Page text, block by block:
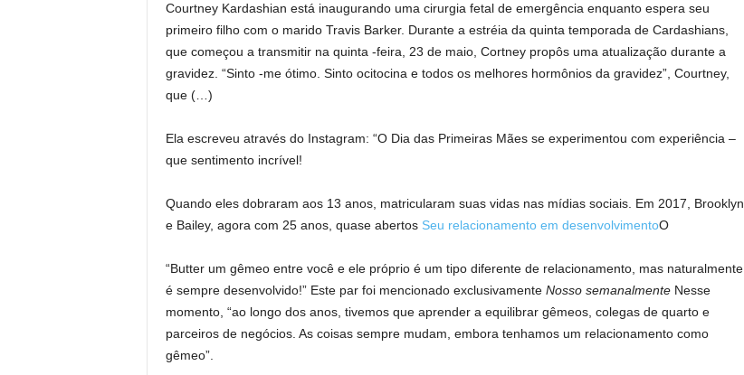
Courtney Kardashian está inaugurando uma cirurgia fetal de emergência enquanto espera seu
primeiro filho com o marido Travis Barker. Durante a estréia da quinta temporada de Cardashians,
que começou a transmitir na quinta -feira, 23 de maio, Cortney propôs uma atualização durante a
gravidez. “Sinto -me ótimo. Sinto ocitocina e todos os melhores hormônios da gravidez”, Courtney,
que (…)
Ela escreveu através do Instagram: “O Dia das Primeiras Mães se experimentou com experiência –
que sentimento incrível!
Quando eles dobraram aos 13 anos, matricularam suas vidas nas mídias sociais. Em 2017, Brooklyn
e Bailey, agora com 25 anos, quase abertos Seu relacionamento em desenvolvimentoO
“Butter um gêmeo entre você e ele próprio é um tipo diferente de relacionamento, mas naturalmente
é sempre desenvolvido!” Este par foi mencionado exclusivamente Nosso semanalmenteNesse
momento, “ao longo dos anos, tivemos que aprender a equilibrar gêmeos, colegas de quarto e
parceiros de negócios. As coisas sempre mudam, embora tenhamos um relacionamento como
gêmeo”.